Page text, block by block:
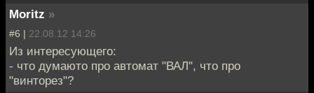
Moritz »
#6 | 22.08.12 14:26
Из интересующего:
- что думаюто про автомат "ВАЛ", что про
"винторез"?